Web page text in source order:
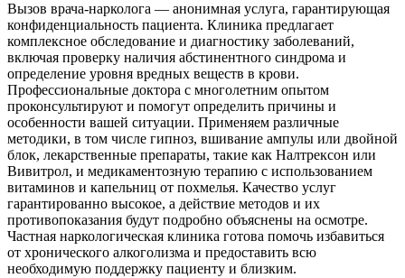
Вызов врача-нарколога — анонимная услуга, гарантирующая
конфиденциальность пациента. Клиника предлагает
комплексное обследование и диагностику заболеваний,
включая проверку наличия абстинентного синдрома и
определение уровня вредных веществ в крови.
Профессиональные доктора с многолетним опытом
проконсультируют и помогут определить причины и
особенности вашей ситуации. Применяем различные
методики, в том числе гипноз, вшивание ампулы или двойной
блок, лекарственные препараты, такие как Налтрексон или
Вивитрол, и медикаментозную терапию с использованием
витаминов и капельниц от похмелья. Качество услуг
гарантированно высокое, а действие методов и их
противопоказания будут подробно объяснены на осмотре.
Частная наркологическая клиника готова помочь избавиться
от хронического алкоголизма и предоставить всю
необходимую поддержку пациенту и близким.